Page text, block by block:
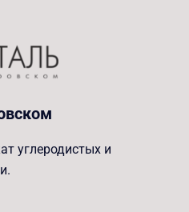
углеродистых и